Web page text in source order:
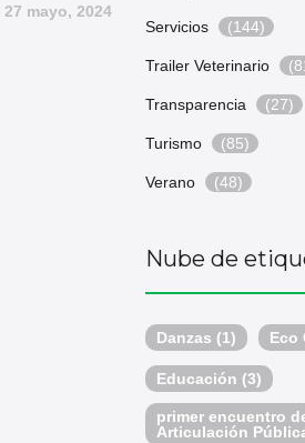
27 mayo, 2024
Servicios (144)
Trailer Veterinario
Transparencia (27)
Turismo (85)
Verano (48)
Nube de
Danzas (1) Eco
Educación (3)
primer encuentro
Articulación